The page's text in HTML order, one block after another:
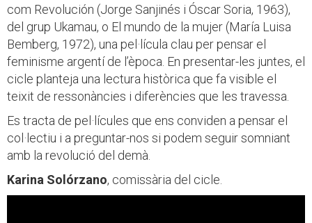
com Revolución (Jorge Sanjinés i Óscar Soria, 1963),
del grup Ukamau, o El mundo de la mujer (María Luisa
Bemberg, 1972), una pel·lícula clau per pensar el
feminisme argentí de l’època. En presentar-les juntes, el
cicle planteja una lectura històrica que fa visible el
teixit de ressonàncies i diferències que les travessa.
Es tracta de pel·lícules que ens conviden a pensar el
col·lectiu i a preguntar-nos si podem seguir somniant
amb la revolució del demà.
Karina Solórzano, comissària del cicle.